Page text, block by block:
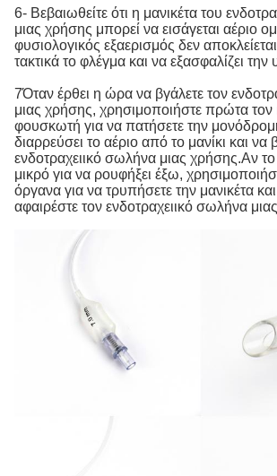
6- Βεβαιωθείτε ότι η μανικέτα του
μιας χρήσης μπορεί να εισάγεται αέριο
φυσιολογικός εξαερισμός δεν
τακτικά το φλέγμα και να εξασφαλίζει την
7Όταν έρθει η ώρα να βγάλετε τον
μιας χρήσης, χρησιμοποιήστε πρώτα
φουσκωτή για να πατήσετε την
διαρρεύσει το αέριο από το μανίκι και να
ενδοτραχειικό σωλήνα μιας χρήσης.Αν το
μικρό για να ρουφήξει έξω,
όργανα για να τρυπήσετε την μανικέτα
αφαιρέστε τον ενδοτραχειικό σωλήνα